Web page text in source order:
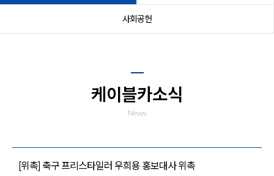
사회공헌
케이블카소식
News
[위촉] 축구 프리스타일러 우희용 홍보대사 위촉